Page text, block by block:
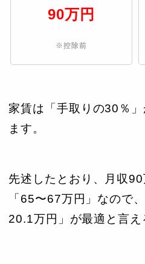
90万円
※控除前
家賃は「手取りの30％
ます。
先述したとおり、月収
「65〜67万円」なので
20.1万円」が最適と言え